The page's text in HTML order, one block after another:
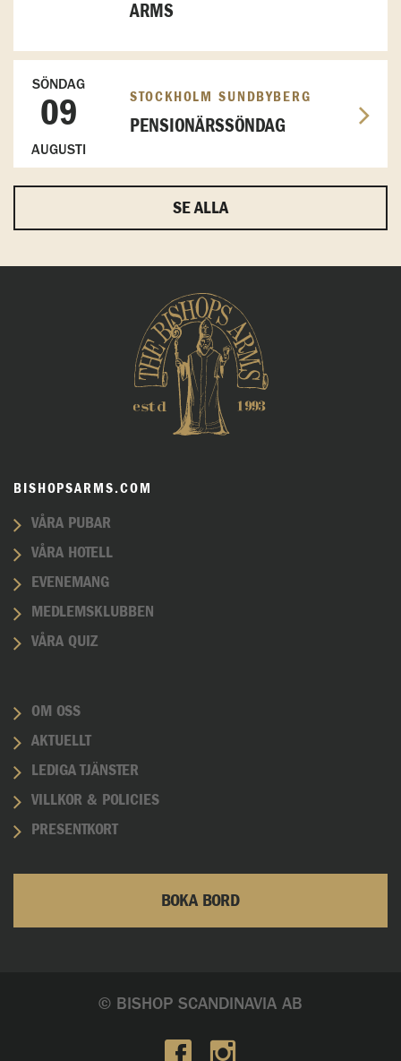
ARMS
SÖNDAG
09
AUGUSTI
STOCKHOLM SUNDBYBERG
PENSIONÄRSSÖNDAG
SE ALLA
BISHOPSARMS.COM
VÅRA PUBAR
VÅRA HOTELL
EVENEMANG
MEDLEMSKLUBBEN
VÅRA QUIZ
OM OSS
AKTUELLT
LEDIGA TJÄNSTER
VILLKOR & POLICIES
PRESENTKORT
BOKA BORD
© BISHOP SCANDINAVIA AB